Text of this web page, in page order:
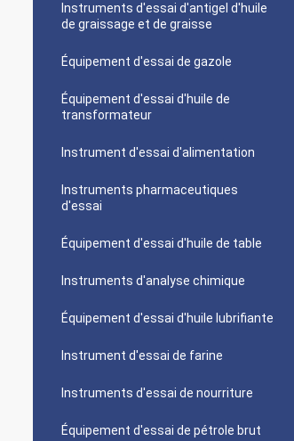
Instruments d'essai d'antigel d'huile
de graissage et de graisse
Équipement d'essai de gazole
Équipement d'essai d'huile de
transformateur
Instrument d'essai d'alimentation
Instruments pharmaceutiques
d'essai
Équipement d'essai d'huile de table
Instruments d'analyse chimique
Équipement d'essai d'huile lubrifiante
Instrument d'essai de farine
Instruments d'essai de nourriture
Équipement d'essai de pétrole brut